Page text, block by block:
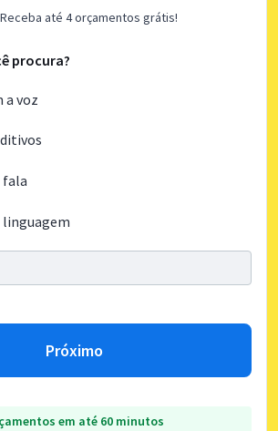
Receba até 4 orçamentos grátis!
procura?
a voz
fala
linguagem
Próximo
em até 60 minutos